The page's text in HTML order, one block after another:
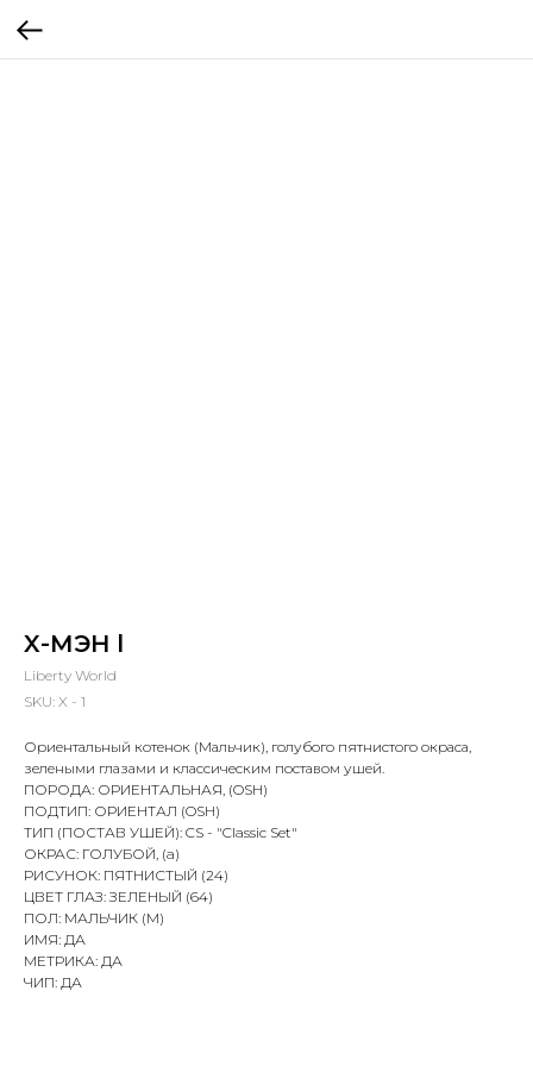
X-МЭН l
Liberty World
SKU: X - 1
Ориентальный котенок (Мальчик), голубого пятнистого окраса,
зелеными глазами и классическим поставом ушей.
ПОРОДА: ОРИЕНТАЛЬНАЯ, (OSH)
ПОДТИП: ОРИЕНТАЛ (OSH)
ТИП (ПОСТАВ УШЕЙ): CS - "Classiс Set"
ОКРАС: ГОЛУБОЙ, (a)
РИСУНОК: ПЯТНИСТЫЙ (24)
ЦВЕТ ГЛАЗ: ЗЕЛЕНЫЙ (64)
ПОЛ: МАЛЬЧИК (M)
ИМЯ: ДА
МЕТРИКА: ДА
ЧИП: ДА